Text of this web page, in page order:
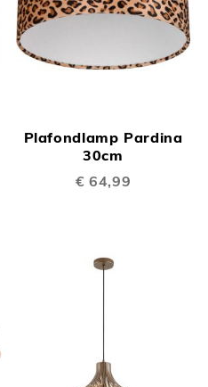
Plafondlamp Pardina
30cm
€ 64,99